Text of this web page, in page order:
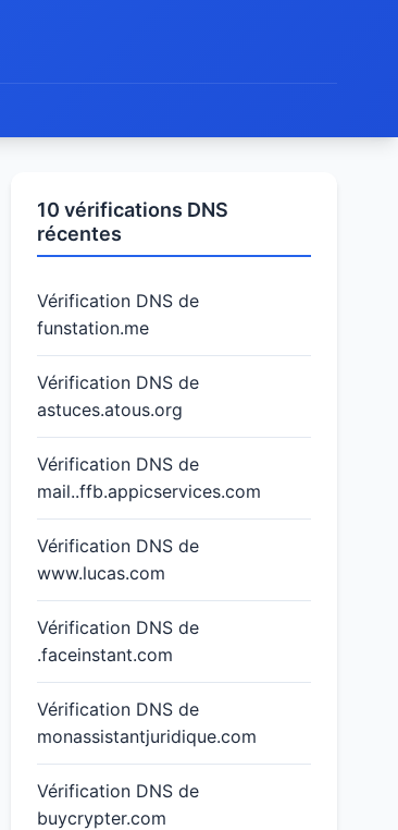
10 vérifications DNS
récentes
Vérification DNS de
funstation.me
Vérification DNS de
astuces.atous.org
Vérification DNS de
mail..ffb.appicservices.com
Vérification DNS de
www.lucas.com
Vérification DNS de
.faceinstant.com
Vérification DNS de
monassistantjuridique.com
Vérification DNS de
buycrypter.com